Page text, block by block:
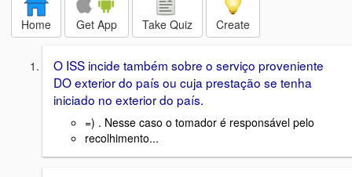
Home Get App Take Quiz Create
O ISS incide também sobre o serviço proveniente
DO exterior do país ou cuja prestação se tenha
iniciado no exterior do país.
=) . Nesse caso o tomador é responsável pelo
recolhimento...